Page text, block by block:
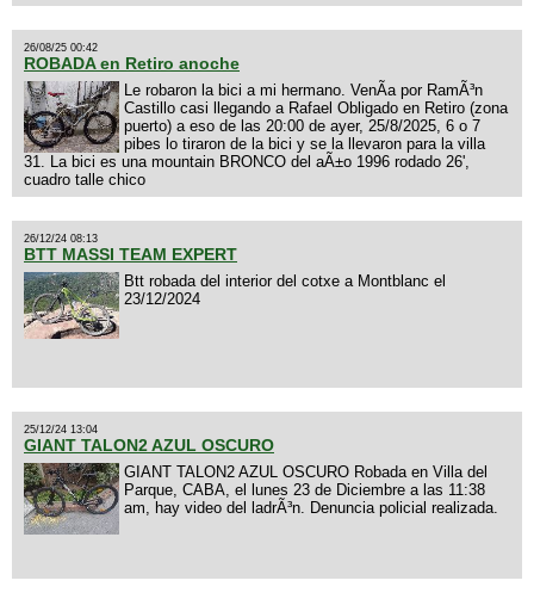
26/08/25 00:42
ROBADA en Retiro anoche
Le robaron la bici a mi hermano. VenÃ­a por RamÃ³n
Castillo casi llegando a Rafael Obligado en Retiro (zona
puerto) a eso de las 20:00 de ayer, 25/8/2025, 6 o 7
pibes lo tiraron de la bici y se la llevaron para la villa
31. La bici es una mountain BRONCO del aÃ±o 1996 rodado 26',
cuadro talle chico
26/12/24 08:13
BTT MASSI TEAM EXPERT
Btt robada del interior del cotxe a Montblanc el
23/12/2024
25/12/24 13:04
GIANT TALON2 AZUL OSCURO
GIANT TALON2 AZUL OSCURO Robada en Villa del
Parque, CABA, el lunes 23 de Diciembre a las 11:38
am, hay video del ladrÃ³n. Denuncia policial realizada.